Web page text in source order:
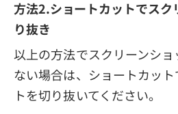
方法2.ショートカットでスク
り抜き
以上の方法でスクリーンシ
ない場合は、ショートカッ
トを切り抜いてください。